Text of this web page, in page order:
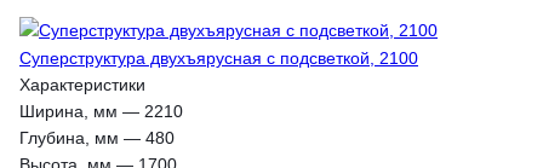
Суперструктура двухъярусная с подсветкой, 2100
Характеристики
Ширина, мм — 2210
Глубина, мм — 480